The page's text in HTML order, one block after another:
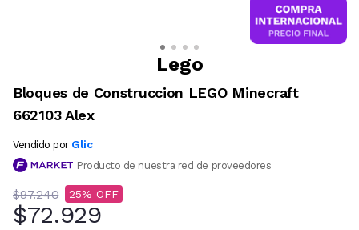
Lego
Bloques de Construccion LEGO Minecraft
662103 Alex
Vendido por Glic
Producto de nuestra red de proveedores
$97.240 25
$72.929